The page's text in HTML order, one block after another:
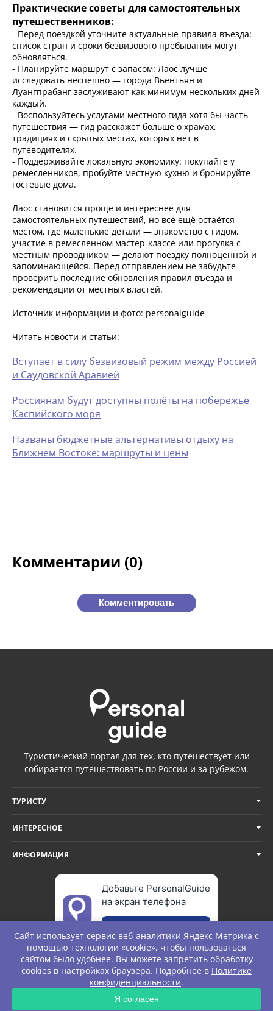
Практические советы для самостоятельных
путешественников:
- Перед поездкой уточните актуальные правила въезда:
список стран и сроки безвизового пребывания могут
обновляться.
- Планируйте маршрут с запасом: Лаос лучше
исследовать неспешно — города Вьентьян и
Луангпрабанг заслуживают как минимум нескольких дней
каждый.
- Воспользуйтесь услугами местного гида хотя бы часть
путешествия — гид расскажет больше о храмах,
традициях и скрытых местах, которых нет в
путеводителях.
- Поддерживайте локальную экономику: покупайте у
ремесленников, пробуйте местную кухню и бронируйте
гостевые дома.
Лаос становится проще и интереснее для
самостоятельных путешествий, но всё ещё остаётся
местом, где маленькие детали — знакомство с гидом,
участие в ремесленном мастер‑классе или прогулка с
местным проводником — делают поездку полноценной и
запоминающейся. Перед отправлением не забудьте
проверить последние обновления правил въезда и
рекомендации от местных властей.
Источник информации и фото: personalguide
Читать новости и статьи:
Вступает в силу безвизовый режим между Россией
и Саудовской Аравией
Россиянам будут доступны полёты на побережье
Каспийского моря
Названы бюджетные альтернативы отдыху на
Ближнем Востоке: маршруты и цены
Комментарии (0)
Комментировать
Туристический портал для тех, кто путешествует или
собирается путешествовать по России и за рубежом.
ТУРИСТУ
ИНТЕРЕСНОЕ
ИНФОРМАЦИЯ
Добавьте PersonalGuide
на экран телефона
© Personal Guide. All rights Reserved.
Сайт использует сервис веб-аналитики Яндекс Метрика с
помощью технологии «cookie», чтобы пользоваться
сайтом было удобнее. Вы можете запретить обработку
cookies в настройках браузера. Подробнее в Политике
конфиденциальности.
Я согласен